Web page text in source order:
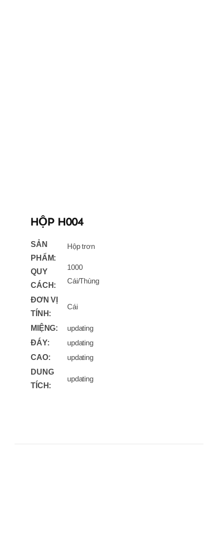
HỘP H004
SẢN
PHẨM:
QUY
CÁCH:
Hộp trơn
1000
Cái/Thùng
ĐƠN VỊ
TÍNH:
Cái
MIỆNG:
updating
ĐÁY:
updating
CAO:
updating
DUNG
TÍCH:
updating